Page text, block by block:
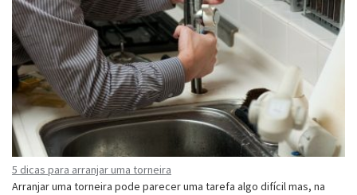
5 dicas para arranjar uma torneira
Arranjar uma torneira pode parecer uma tarefa algo difícil mas, na